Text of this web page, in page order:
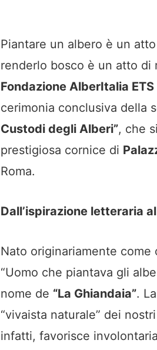
Piantare un albero è un
renderlo bosco è un atto di
Fondazione AlberItalia ETS
cerimonia conclusiva della
Custodi degli Alberi”, che
prestigiosa cornice di
Roma.
Dall’ispirazione letteraria
Nato originariamente come
“Uomo che piantava gli
nome de “La Ghiandaia”.
“vivaista naturale” dei
infatti, favorisce